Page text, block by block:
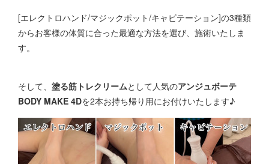
[エレクトロハンド/マジックポット/キャビテーション]の3種類
からお客様の体質に合った最適な方法を選び、施術いたしま
す。
そして、 塗る筋トレクリームとして人気のアンジュボーテ
BODY MAKE 4Dを2本お持ち帰り用にお付けいたします♪